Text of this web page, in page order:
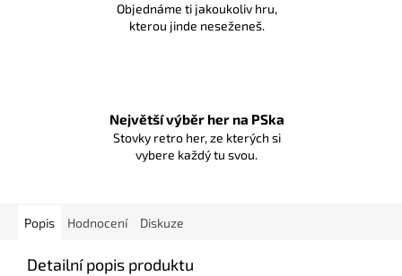
Objednáme ti jakoukoliv hru,
kterou jinde neseženeš.
Největší výběr her na PSka
Stovky retro her, ze kterých si
vybere každý tu svou.
Popis Hodnocení Diskuze
Detailní popis produktu